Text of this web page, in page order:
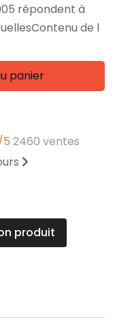
répondent à
de l
panier
2460 ventes
produit